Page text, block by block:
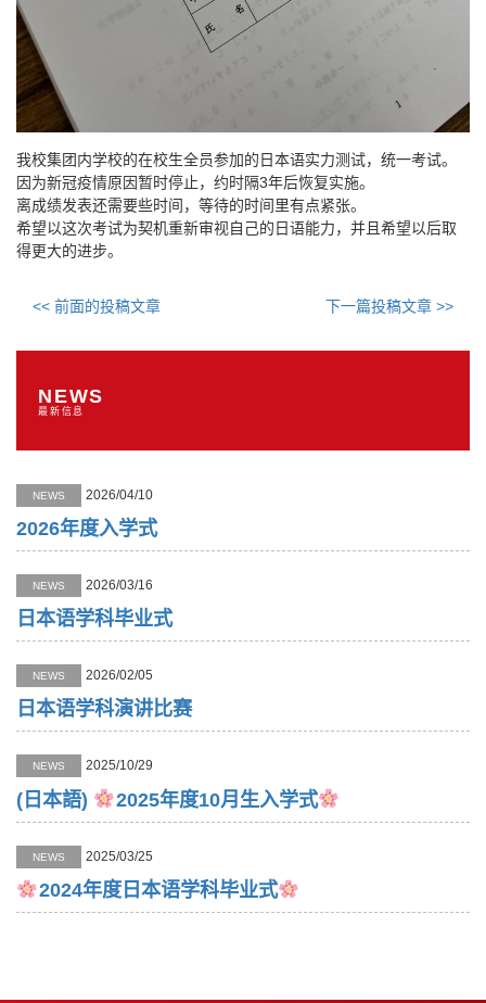
我校集团内学校的在校生全员参加的日本语实力测试，统一考试。
因为新冠疫情原因暂时停止，约时隔3年后恢复实施。
离成绩发表还需要些时间，等待的时间里有点紧张。
希望以这次考试为契机重新审视自己的日语能力，并且希望以后取
得更大的进步。
<< 前面的投稿文章 下一篇投稿文章 >>
NEWS
最新信息
NEWS 2026/04/10
2026年度入学式
NEWS 2026/03/16
日本语学科毕业式
NEWS 2026/02/05
日本语学科演讲比赛
NEWS 2025/10/29
(日本語) 2025年度10月生入学式
NEWS 2025/03/25
2024年度日本语学科毕业式